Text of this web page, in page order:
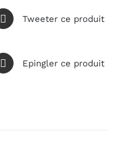
Tweeter ce produit
Epingler ce produit